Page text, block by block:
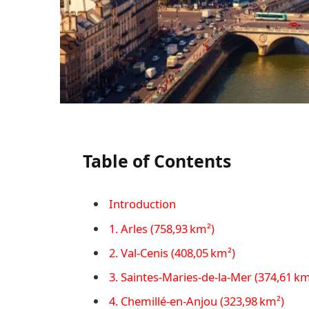
Table of Contents
Introduction
1. Arles (758,93 km²)
2. Val‑Cenis (408,05 km²)
3. Saintes‑Maries‑de‑la‑Mer (374,61
4. Chemillé‑en‑Anjou (323,98 km²)